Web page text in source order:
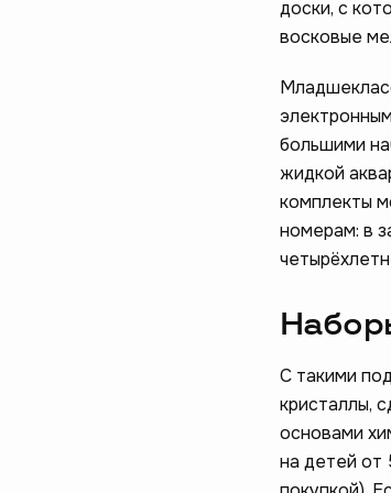
доски, с
восковые
большими
жидкой
комплекты
номерам: в
С такими
кристаллы,
основами
на детей от